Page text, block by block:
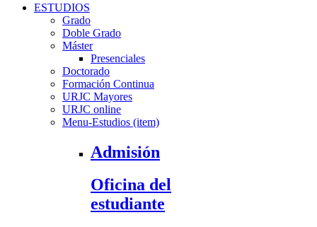
ESTUDIOS
Grado
Doble Grado
Máster
Presenciales
Doctorado
Formación Continua
URJC Mayores
URJC online
Menu-Estudios (item)
Admisión
Oficina del
estudiante